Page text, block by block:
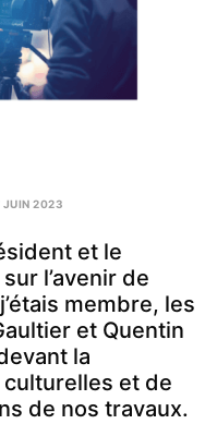
JUIN 2023
et le
l’avenir de
membre, les
et Quentin
la
et de
de nos travaux.